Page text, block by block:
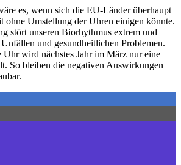
es, wenn sich die EU-Länder überhaupt
ohne Umstellung der Uhren einigen könnte.
stört unseren Biorhythmus extrem und
und gesundheitlichen Problemen.
wird nächstes Jahr im März nur eine
So bleiben die negativen Auswirkungen